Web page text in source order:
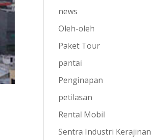
news
Oleh-oleh
Paket Tour
pantai
Penginapan
petilasan
Rental Mobil
Sentra Industri Kerajinan